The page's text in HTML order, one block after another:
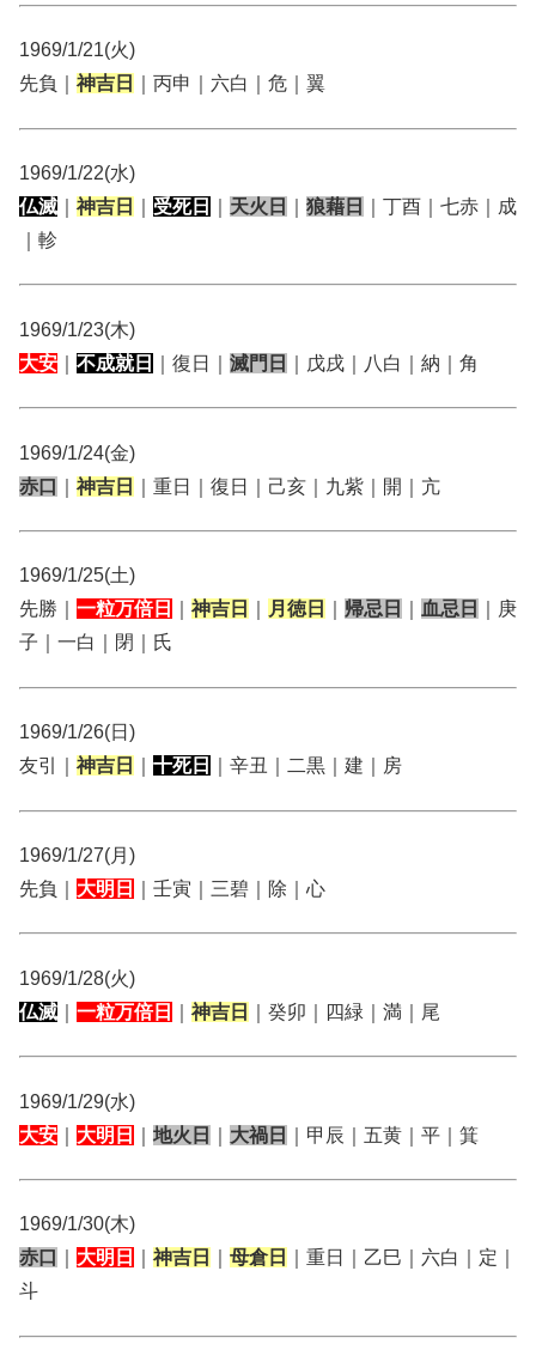
1969/1/21(火)
先負｜ 神吉日 ｜丙申｜六白｜危｜翼
1969/1/22(水)
仏滅
神吉日 受死日 天火日 狼藉日
｜丁酉｜七赤｜成
｜軫
1969/1/23(木)
大安
不成就日 ｜復日｜ 滅門日 ｜戊戌｜八白｜納｜角
1969/1/24(金)
赤口
神吉日 ｜重日｜復日｜己亥｜九紫｜開｜亢
1969/1/25(土)
先勝｜ 一粒万倍日 神吉日 月徳日 帰忌日 血忌日
｜庚
子｜一白｜閉｜氏
1969/1/26(日)
友引｜ 神吉日 十死日 ｜辛丑｜二黒｜建｜房
1969/1/27(月)
先負｜ 大明日 ｜壬寅｜三碧｜除｜心
1969/1/28(火)
仏滅
一粒万倍日 神吉日 ｜癸卯｜四緑｜満｜尾
1969/1/29(水)
大安
大明日 地火日 大禍日 ｜甲辰｜五黄｜平｜箕
1969/1/30(木)
赤口
大明日 神吉日 母倉日
｜重日｜乙巳｜六白｜定｜
斗